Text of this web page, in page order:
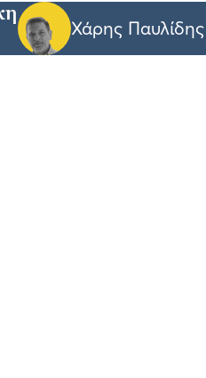
Χάρης Παυλίδης